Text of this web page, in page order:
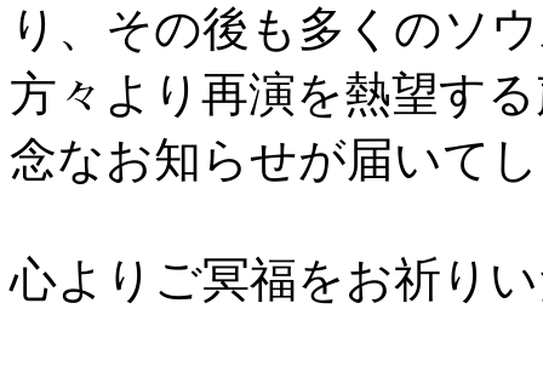
り、その後も多くのソ
方々より再演を熱望す
念なお知らせが届いて
心よりご冥福をお祈り